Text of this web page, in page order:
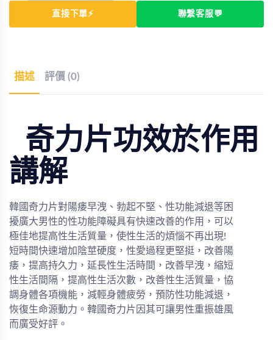
直接下單⚡ 聯繫客服💬
描述 評價 (0)
奇力片功效於作用
講解
韓國奇力片對陽痿早洩、勃起不堅、性功能減退等困
擾廣大男性的性功能障礙具有快速改善的作用，可以
極佳地提高性生活質量，使性生活的煩惱不再出現!
短時間快速增加陰莖硬度，性愛過程更堅挺，改善陽
痿，提高持久力，延長性生活時間，改善早洩，縮短
性生活間隔，提高性生活次數，改善性生活質量，協
調身體各項機能，減輕身體疲勞，預防性功能減退，
恢復生命源動力。韓國奇力片因其可讓男性重振雄風
而廣受好評。